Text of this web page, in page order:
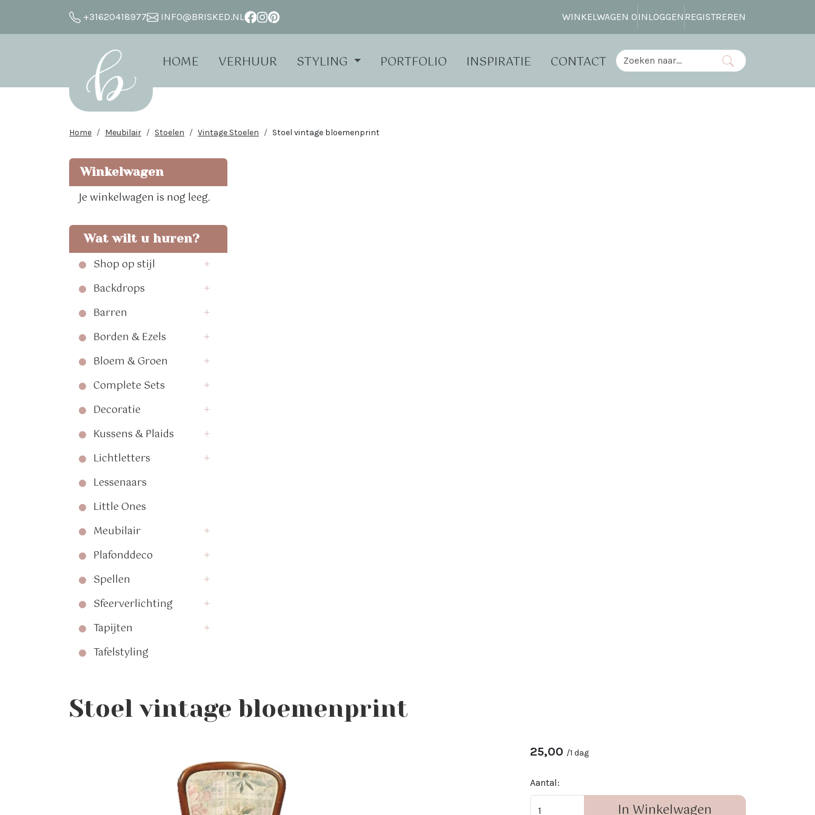
+31620418977 INFO@BRISKED.NL WINKELWAGEN 0INLOGGEN REGISTREREN
HOME STYLING
VERHUUR PORTFOLIO INSPIRATIE CONTACT
Home Meubilair Stoelen Vintage Stoelen Stoel vintage bloemenprint
Winkelwagen
Je winkelwagen is nog leeg.
Wat wilt u huren?
Shop op stijl
Backdrops
Barren
Borden & Ezels
Bloem & Groen
Complete Sets
Decoratie
Kussens & Plaids
Lichtletters
Lessenaars
Little Ones
Meubilair
Plafonddeco
Spellen
Sfeerverlichting
Tapijten
Tafelstyling
Stoel vintage bloemenprint
25,00 /1 dag
Aantal:
In Winkelwagen